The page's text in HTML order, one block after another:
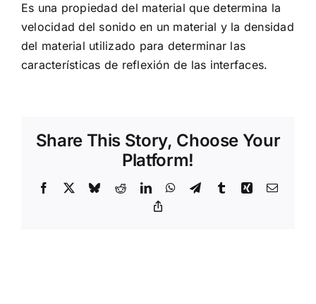
Es una propiedad del material que determina la
velocidad del sonido en un material y la densidad
del material utilizado para determinar las
características de reflexión de las interfaces.
Share This Story, Choose Your
Platform!
Facebook BlueskyRedditLinkedInWhatsApp
TelegramTumblrXing Correo